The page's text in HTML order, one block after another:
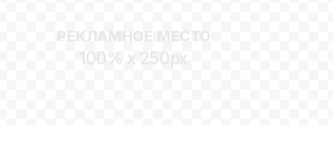
РЕКЛАМНОЕ МЕСТО
100% x 250px